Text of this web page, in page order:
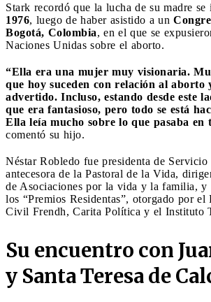
Stark recordó que la lucha de su madre
1976, luego de haber asistido a un
Bogotá, Colombia, en el que se
Naciones Unidas sobre el aborto.
“Ella era una mujer muy visionaria.
que hoy suceden con relación al aborto
advertido. Incluso, estando desde este
que era fantasioso, pero todo se está
Ella leía mucho sobre lo que pasaba en
comentó su hijo.
Néstar Robledo fue presidenta de
antecesora de la Pastoral de la Vida,
de Asociaciones por la vida y la familia, y
los “Premios Residentas”, otorgado por
Civil Frendh, Carita Política y el Instituto
Su encuentro con
y Santa Teresa de